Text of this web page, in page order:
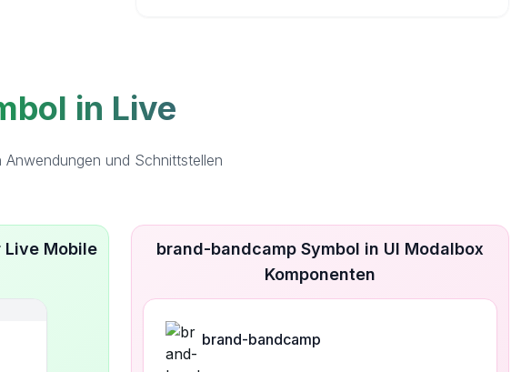
in Live
und Schnittstellen
Mobile
brand-bandcamp Symbol in UI Modalbox
Komponenten
brand-bandcamp